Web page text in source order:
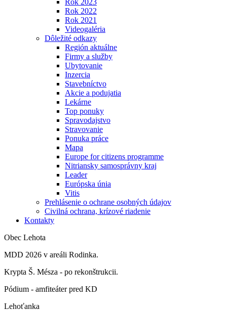
Rok 2023
Rok 2022
Rok 2021
Videogaléria
Dôležité odkazy
Región aktuálne
Firmy a služby
Ubytovanie
Inzercia
Stavebníctvo
Akcie a podujatia
Lekárne
Top ponuky
Spravodajstvo
Stravovanie
Ponuka práce
Mapa
Europe for citizens programme
Nitriansky samosprávny kraj
Leader
Európska únia
Vitis
Prehlásenie o ochrane osobných údajov
Civilná ochrana, krízové riadenie
Kontakty
Obec Lehota
MDD 2026 v areáli Rodinka.
Krypta Š. Mésza - po rekonštrukcii.
Pódium - amfiteáter pred KD
Lehoťanka